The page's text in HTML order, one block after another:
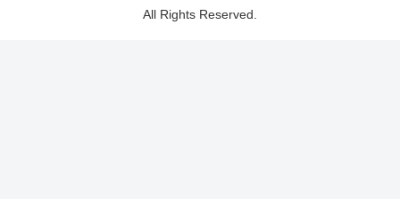
All Rights Reserved.